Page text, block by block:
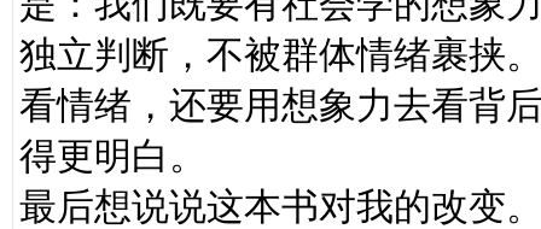
独立判断，不被群体情绪裹挟
看情绪，还要用想象力去看背
得更明白。
最后想说说这本书对我的改变